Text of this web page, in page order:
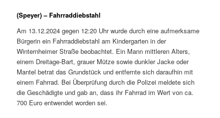
(Speyer) – Fahrraddiebstahl
Am 13.12.2024 gegen 12:20 Uhr wurde durch eine aufmerksame
Bürgerin ein Fahrraddiebstahl am Kindergarten in der
Winternheimer Straße beobachtet. Ein Mann mittleren Alters,
einem Dreitage-Bart, grauer Mütze sowie dunkler Jacke oder
Mantel betrat das Grundstück und entfernte sich daraufhin mit
einem Fahrrad. Bei Überprüfung durch die Polizei meldete sich
die Geschädigte und gab an, dass ihr Fahrrad im Wert von ca.
700 Euro entwendet worden sei.